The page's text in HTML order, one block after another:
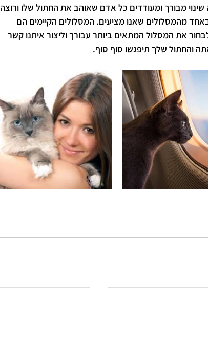
שינוי מבורך ומעודדים כל אדם שאוהב את החתול שלו ורוצה
מהמסלולים שאנו מציעים. המסלולים הקיימים הם
את המסלול המתאים ביותר עבורך וליצור איתנו קשר
והחתול שלך תיפגשו סוף סוף.